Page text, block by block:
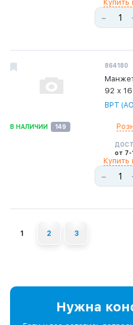
-
Купить
864180
92 х
ВРТ
В НАЛИЧИИ 149
от 7-
-
Купить
1 2 3
Нужна